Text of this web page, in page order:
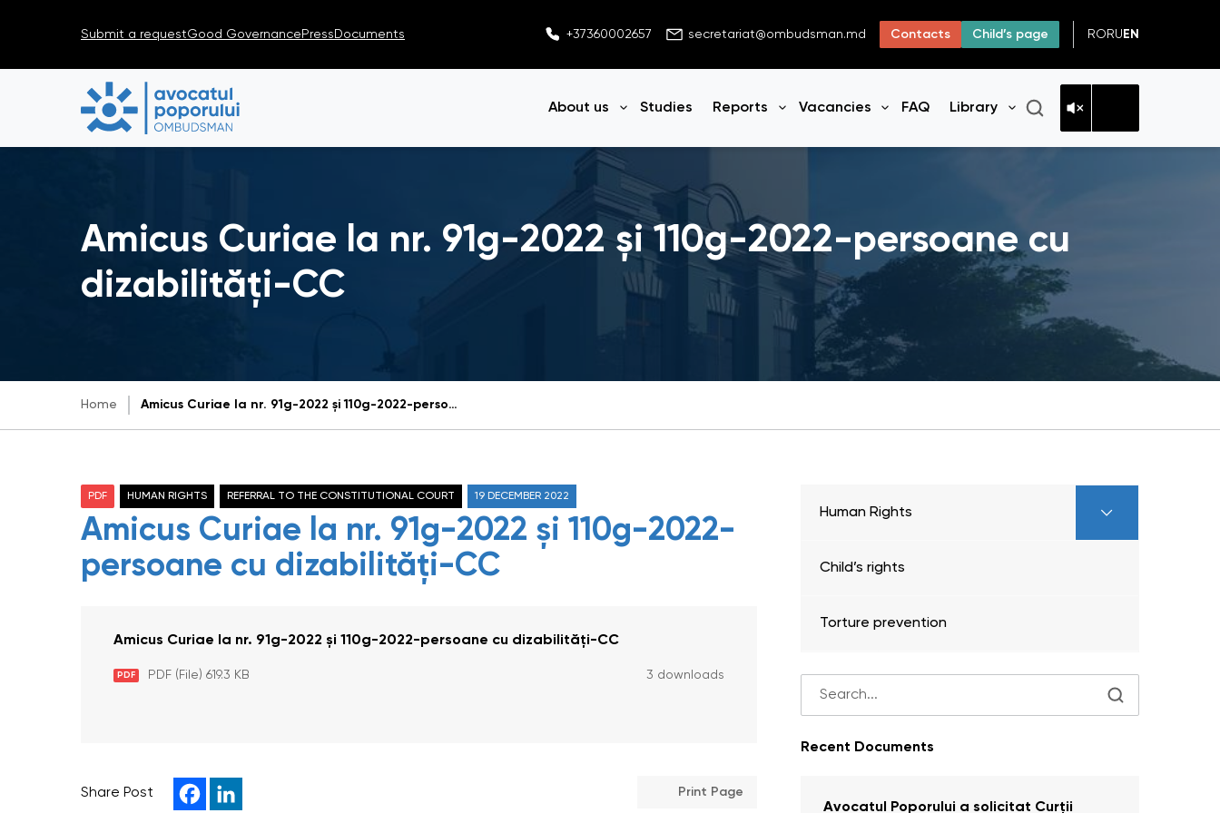
Submit a requestGood Governance Press Documents +37360002657 secretariat@ombudsman.md Contacts Child’s page RO RU EN
About us Studies Reports Vacancies FAQ Library
Open menu
Amicus Curiae la nr. 91g-2022 și 110g-2022-persoane cu
dizabilități-CC
Home Amicus Curiae la nr. 91g-2022 și 110g-2022-persoane cu dizabilități-CC
PDF HUMAN RIGHTS REFERRAL TO THE CONSTITUTIONAL COURT 19 DECEMBER 2022
Amicus Curiae la nr. 91g-2022 și 110g-2022-
persoane cu dizabilități-CC
Amicus Curiae la nr. 91g-2022 și 110g-2022-persoane cu dizabilități-CC
PDF PDF (File) 619.3 KB 3 downloads
Share Post Print Page
Human Rights
Child’s rights
Torture prevention
Recent Documents
Avocatul Poporului a solicitat Curţii